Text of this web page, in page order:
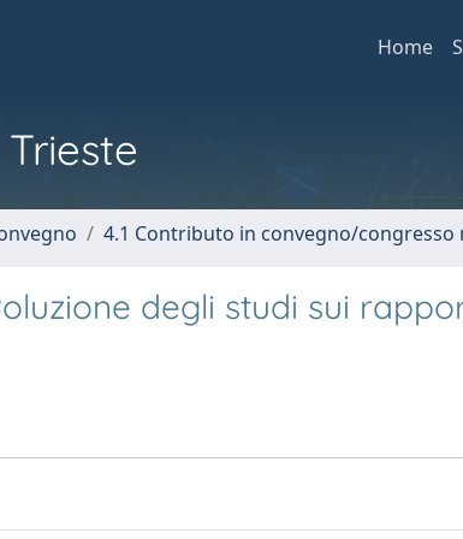
Home
4.1 Contributo in convegno/congresso
degli studi sui